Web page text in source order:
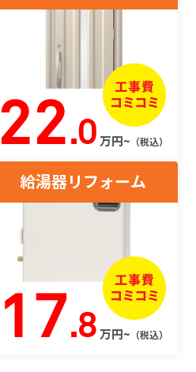
22.0 万円~ （税込）
給湯器リフォーム
17.8 万円~ （税込）